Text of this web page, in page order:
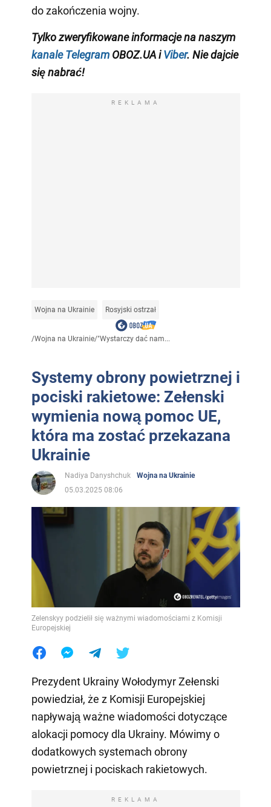
do zakończenia wojny.
Tylko zweryfikowane informacje na naszym
kanale TelegramOBOZ.UA iViber. Nie dajcie
się nabrać!
REKLAMA
Wojna na Ukrainie Rosyjski ostrzał
/Wojna na Ukrainie/"Wystarczy dać nam...
Systemy obrony powietrznej i
pociski rakietowe: Zełenski
wymienia nową pomoc UE,
która ma zostać przekazana
Ukrainie
Nadiya Danyshchuk
Wojna na Ukrainie
05.03.2025 08:06
Zelenskyy podzielił się ważnymi wiadomościami z Komisji
Europejskiej
Prezydent Ukrainy Wołodymyr Zełenski
powiedział, że z Komisji Europejskiej
napływają ważne wiadomości dotyczące
alokacji pomocy dla Ukrainy. Mówimy o
dodatkowych systemach obrony
powietrznej i pociskach rakietowych.
REKLAMA